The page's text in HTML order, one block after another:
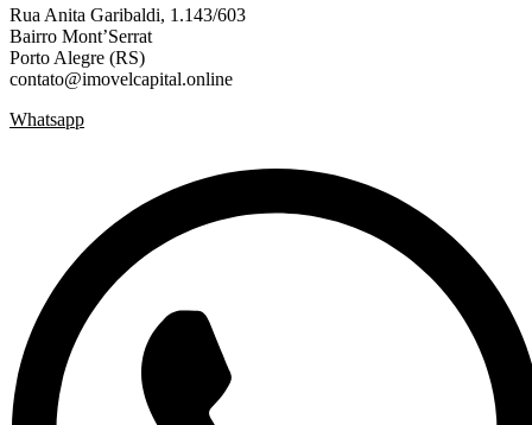
Rua Anita Garibaldi, 1.143/603
Bairro Mont’Serrat
Porto Alegre (RS)
contato@imovelcapital.online
Whatsapp